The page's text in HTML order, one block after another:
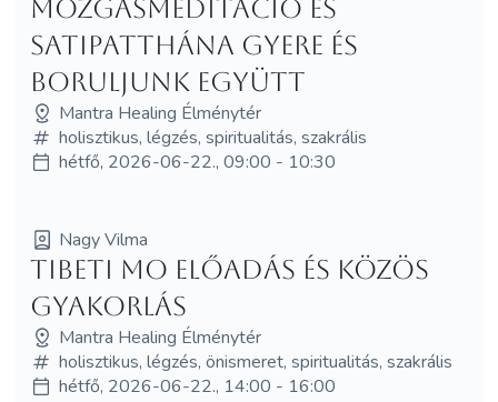
Mozgásmeditáció és
Satipatthána Gyere és
boruljunk együtt
Mantra Healing Élménytér
holisztikus, légzés, spiritualitás, szakrális
hétfő, 2026-06-22., 09:00 - 10:30
Nagy Vilma
Tibeti MO előadás és közös
gyakorlás
Mantra Healing Élménytér
holisztikus, légzés, önismeret, spiritualitás, szakrális
hétfő, 2026-06-22., 14:00 - 16:00